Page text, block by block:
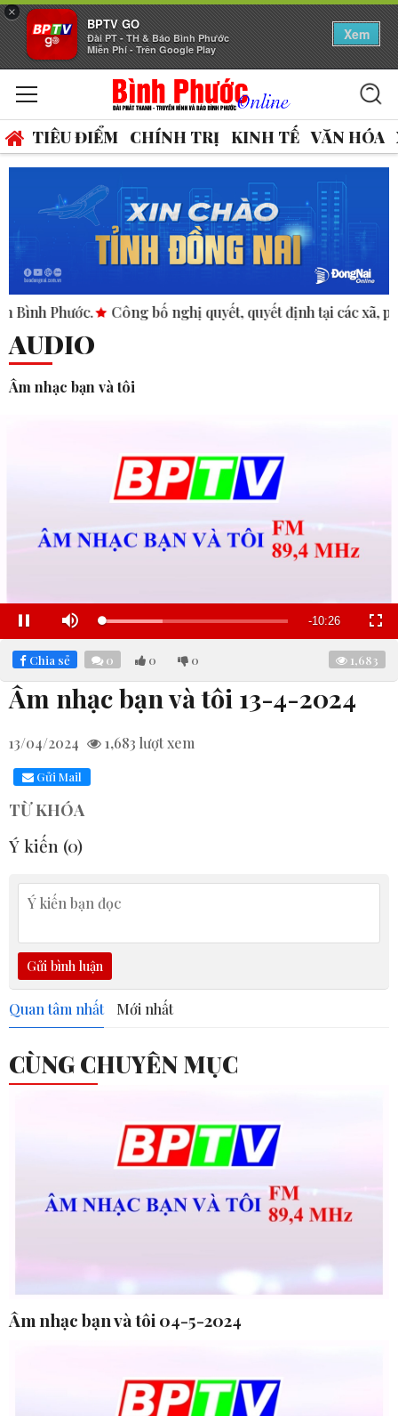
×
BPTV GO
Đài PT - TH & Báo Bình Phước
Miễn Phí - Trên Google Play
Xem
TIÊU ĐIỂM CHÍNH TRỊ KINH TẾ VĂN HÓA
Công bố nghị quyết, quyết định tại các xã, phường.
AUDIO
Âm nhạc bạn và tôi
Pause Mute Loaded:
32.80%
Remaining
Time
-10:25
Chia sẻ 0 0 0 1,683
Âm nhạc bạn và tôi 13-4-2024
13/04/2024 1,683 lượt xem
Gửi Mail
TỪ KHÓA
Ý kiến (0)
Gửi bình luận
Quan tâm nhất Mới nhất
CÙNG CHUYÊN MỤC
Âm nhạc bạn và tôi 04-5-2024